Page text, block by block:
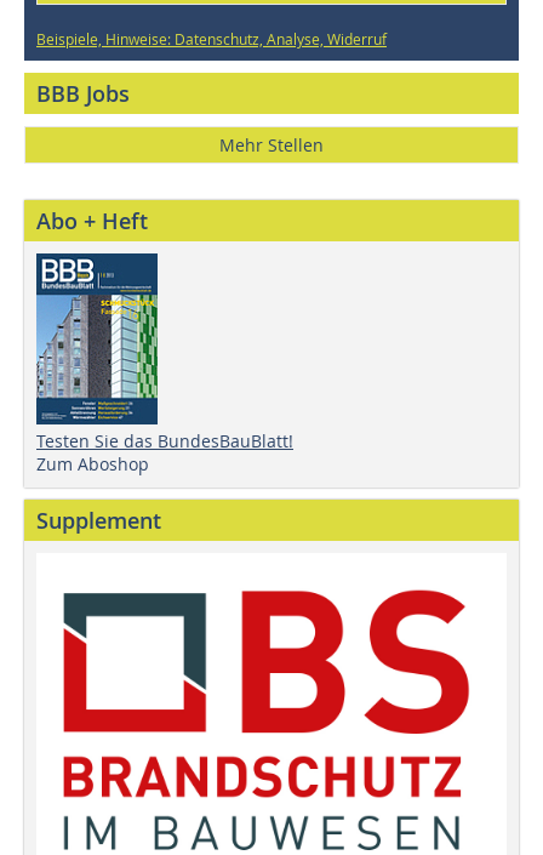
Beispiele, Hinweise: Datenschutz, Analyse, Widerruf
BBB Jobs
Mehr Stellen
Abo + Heft
Testen Sie das BundesBauBlatt!
Zum Aboshop
Supplement